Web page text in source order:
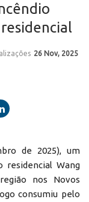
26 Nov, 2025
de 2025), um
residencial Wang
nos Novos
consumiu pelo